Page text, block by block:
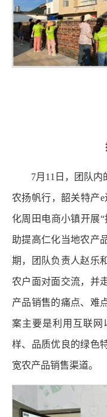
7月11日，团队
农扬帆行，韶关特产
化周田电商小镇开展
助提高仁化当地农产
期，团队负责人赵乐
农户面对面交流，并
产品销售的痛点、难
案主要是利用互联网
样、品质优良的绿色
宽农产品销售渠道。